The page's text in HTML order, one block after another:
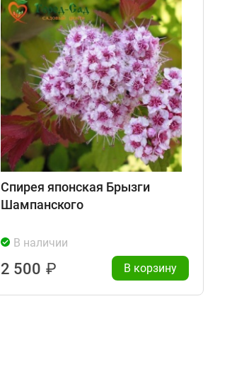
Спирея японская Брызги
Шампанского
В наличии
2 500 ₽ В корзину